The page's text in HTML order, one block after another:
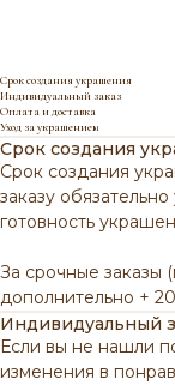
Срок создания украшения
Индивидуальный заказ
Оплата и доставка
Уход за украшением
Срок создания
Срок создания
заказу
готовность
За срочные заказы
дополнительно +
Индивидуальный
Если вы не нашли
изменения в